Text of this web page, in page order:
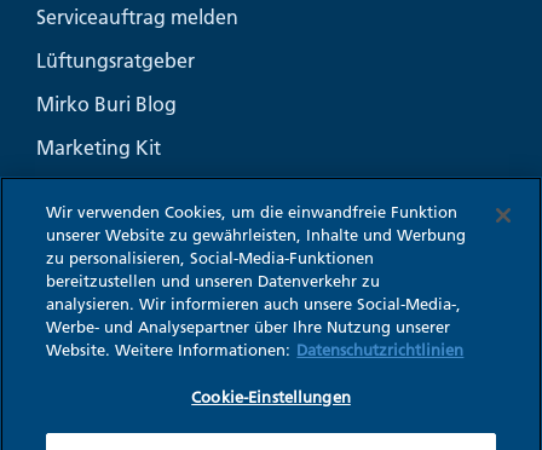
Serviceauftrag melden
Lüftungsratgeber
Mirko Buri Blog
Marketing Kit
Impressum
Datenschutz
Wir verwenden Cookies, um die einwandfreie Funktion
unserer Website zu gewährleisten, Inhalte und Werbung
zu personalisieren, Social-Media-Funktionen
bereitzustellen und unseren Datenverkehr zu
analysieren. Wir informieren auch unsere Social-Media-,
Werbe- und Analysepartner über Ihre Nutzung unserer
Website. Weitere Informationen: Datenschutzrichtlinien
Cookie-Einstellungen